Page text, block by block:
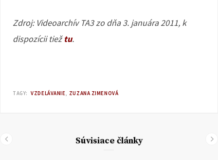
Zdroj: Videoarchív TA3 zo dňa 3. januára 2011, k
dispozícii tiežtu.
TAGY: VZDELÁVANIE ZUZANA ZIMENOVÁ
Súvisiace články